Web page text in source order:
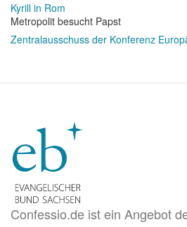
Kyrill in Rom
Metropolit besucht Papst
Zentralausschuss der Konferenz
Confessio.de ist ein Angebot